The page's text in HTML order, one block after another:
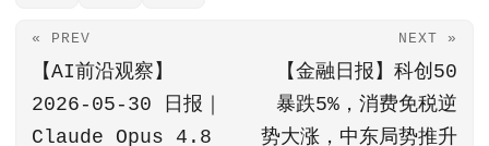
« PREV
【AI前沿观察】
2026-05-30 日报｜
Claude Opus 4.8
NEXT »
【金融日报】科创50
暴跌5%，消费免税逆
势大涨，中东局势推升